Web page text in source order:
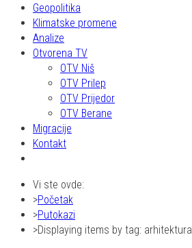
Geopolitika
Klimatske promene
Analize
Otvorena TV
OTV Niš
OTV Prilep
OTV Prijedor
OTV Berane
Migracije
Kontakt
Vi ste ovde:
Početak
Putokazi
Displaying items by tag: arhitektura